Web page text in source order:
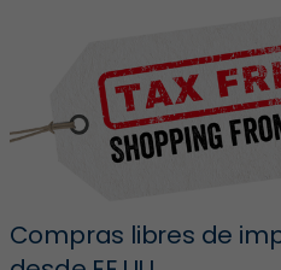
Compras libres de